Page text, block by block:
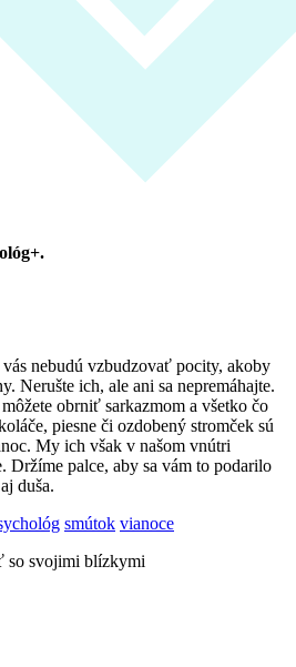
nebudú vzbudzovať pocity, akoby
Nerušte ich, ale ani sa nepremáhajte.
obrniť sarkazmom a všetko čo
piesne či ozdobený stromček sú
My ich však v našom vnútri
Držíme palce, aby sa vám to podarilo
duša.
smútok vianoce
so svojimi blízkymi